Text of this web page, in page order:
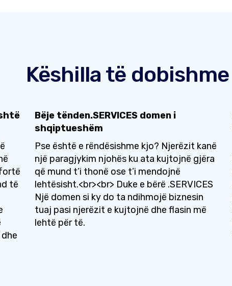
Këshilla të dobishme
të
Bëje tënden.SERVICES domen i
shqiptueshëm
Pse është e rëndësishme kjo? Njerëzit kanë
një paragjykim njohës ku ata kujtojnë gjëra
që mund t’i thonë ose t’i mendojnë
lehtësisht.<br><br> Duke e bërë .SERVICES
Një domen si ky do ta ndihmojë biznesin
tuaj pasi njerëzit e kujtojnë dhe flasin më
lehtë për të.